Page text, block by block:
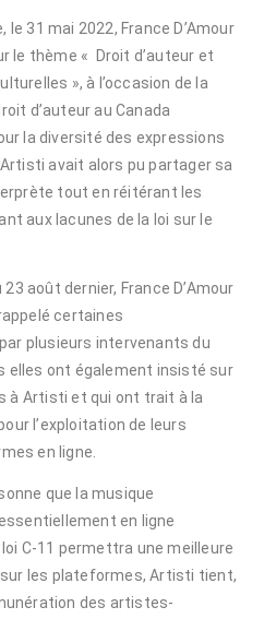
31 mai 2022, France D’Amour
le thème « Droit d’auteur et
», à l’occasion de la
d’auteur au Canada
la diversité des expressions
avait alors pu partager sa
tout en réitérant les
aux lacunes de la loi sur le
août dernier, France D’Amour
certaines
plusieurs intervenants du
elles ont également insisté sur
à Artisti et qui ont trait à la
l’exploitation de leurs
en ligne.
que la musique
en ligne
C-11 permettra une meilleure
les plateformes, Artisti tient,
des artistes-